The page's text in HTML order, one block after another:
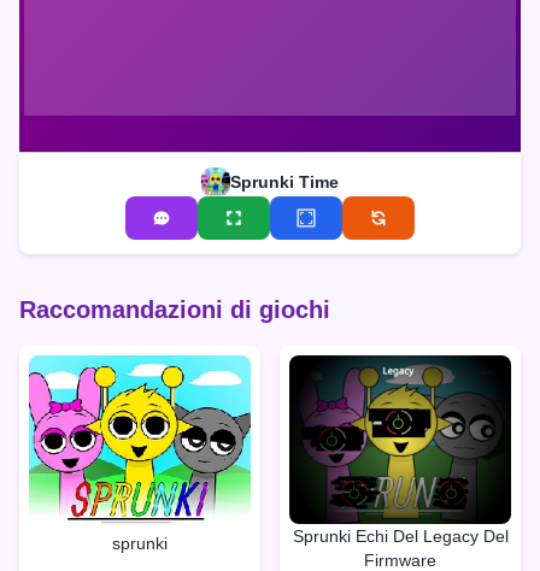
Sprunki Time
Raccomandazioni di giochi
sprunki
Sprunki Echi Del Legacy Del
Firmware